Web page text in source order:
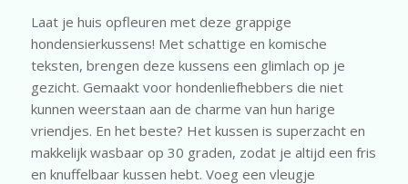
Laat je huis opfleuren met deze grappige
hondensierkussens! Met schattige en komische
teksten, brengen deze kussens een glimlach op je
gezicht. Gemaakt voor hondenliefhebbers die niet
kunnen weerstaan aan de charme van hun harige
vriendjes. En het beste? Het kussen is superzacht en
makkelijk wasbaar op 30 graden, zodat je altijd een fris
en knuffelbaar kussen hebt. Voeg een vleugje